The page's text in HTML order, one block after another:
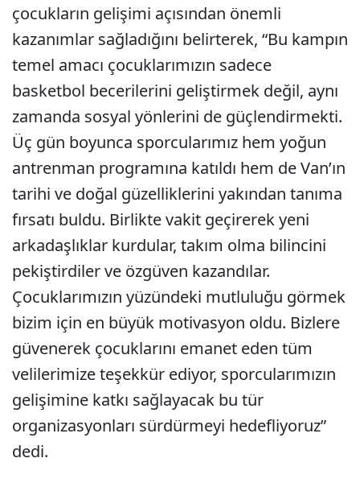
çocukların gelişimi açısından önemli
kazanımlar sağladığını belirterek, “Bu kampın
temel amacı çocuklarımızın sadece
basketbol becerilerini geliştirmek değil, aynı
zamanda sosyal yönlerini de güçlendirmekti.
Üç gün boyunca sporcularımız hem yoğun
antrenman programına katıldı hem de Van’ın
tarihi ve doğal güzelliklerini yakından tanıma
fırsatı buldu. Birlikte vakit geçirerek yeni
arkadaşlıklar kurdular, takım olma bilincini
pekiştirdiler ve özgüven kazandılar.
Çocuklarımızın yüzündeki mutluluğu görmek
bizim için en büyük motivasyon oldu. Bizlere
güvenerek çocuklarını emanet eden tüm
velilerimize teşekkür ediyor, sporcularımızın
gelişimine katkı sağlayacak bu tür
organizasyonları sürdürmeyi hedefliyoruz”
dedi.